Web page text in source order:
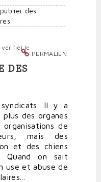
des
PERMALIEN
vérifié)le
DES
syndicats. Il y a
des organes
de
mais des
et des chiens
Quand on sait
use et abuse de